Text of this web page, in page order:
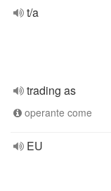
t/a
trading as
operante come
EU